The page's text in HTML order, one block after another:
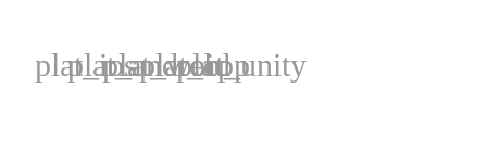
plat_ios
plat_android
plat_web
plat_cpp
plat_unity